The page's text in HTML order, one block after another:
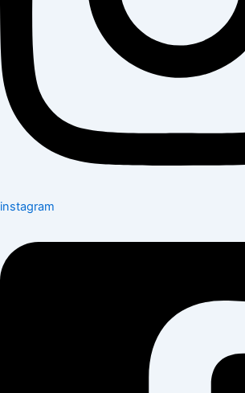
instagram